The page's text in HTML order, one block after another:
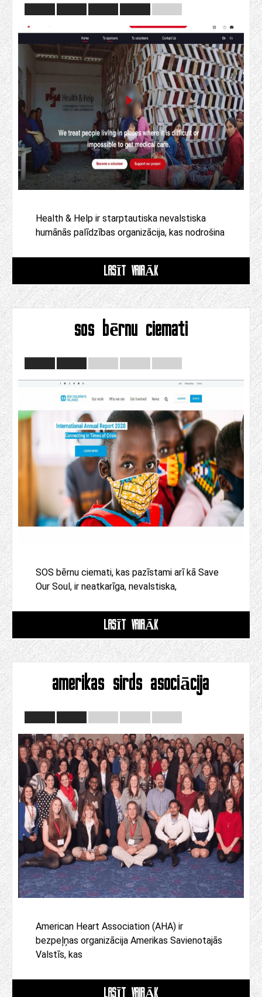
Health & Help ir starptautiska nevalstiska
humānās palīdzības organizācija, kas nodrošina
LASĪT VAIRĀK
sos bērnu ciemati
SOS bērnu ciemati, kas pazīstami arī kā Save
Our Soul, ir neatkarīga, nevalstiska,
LASĪT VAIRĀK
amerikas sirds asociācija
American Heart Association (AHA) ir
bezpeļņas organizācija Amerikas Savienotajās
Valstīs, kas
LASĪT VAIRĀK